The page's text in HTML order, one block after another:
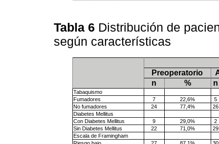
Tabla 6 Distribución de
según características
Preoperatorio
n
% n
Tabaquismo
Fumadores
7 22,6%
5
No fumadores
24 77,4%
26
Diabetes Mellitus
Con Diabetes Mellitus
9 29,0%
2
Sin Diabetes Mellitus
22 71,0%
29
Escala de Framingham